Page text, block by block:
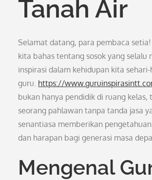
Tanah Air
Selamat datang, para pembaca
kita bahas tentang sosok yang selalu
inspirasi dalam kehidupan kita
guru. https://
bukan hanya pendidik di ruang kelas,
seorang pahlawan tanpa tanda jasa
senantiasa memberikan
dan harapan bagi generasi masa
Mengenal